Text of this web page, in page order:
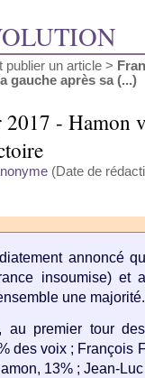
publier un article >
gauche après sa (...)
- Hamon
(Date de
annoncé
insoumise) et
une majorité.
au premier tour
des voix ; François
13% ; Jean-